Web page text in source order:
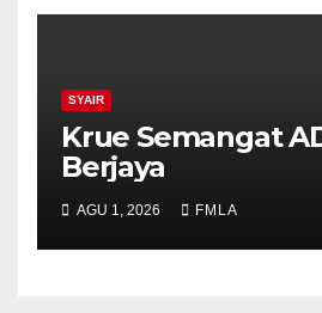
SYAIR
Krue Semangat
Berjaya
AGU 1, 2026 FMLA